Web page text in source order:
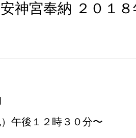
神宮奉納 ２０１
午後１２時３０分〜